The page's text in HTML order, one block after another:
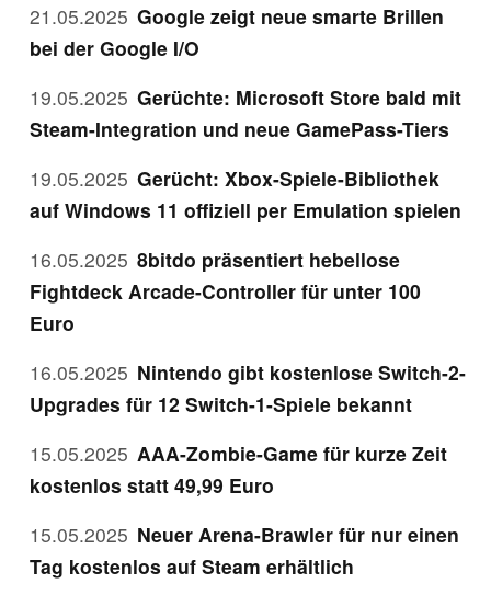
21.05.2025 Google zeigt neue smarte Brillen
bei der Google I/O
19.05.2025 Gerüchte: Microsoft Store bald mit
Steam-Integration und neue GamePass-Tiers
19.05.2025 Gerücht: Xbox-Spiele-Bibliothek
auf Windows 11 offiziell per Emulation spielen
16.05.2025 8bitdo präsentiert hebellose
Fightdeck Arcade-Controller für unter 100
Euro
16.05.2025 Nintendo gibt kostenlose Switch-2-
Upgrades für 12 Switch-1-Spiele bekannt
15.05.2025 AAA-Zombie-Game für kurze Zeit
kostenlos statt 49,99 Euro
15.05.2025 Neuer Arena-Brawler für nur einen
Tag kostenlos auf Steam erhältlich